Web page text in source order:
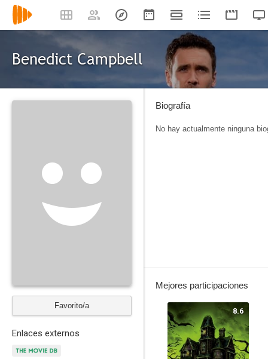
Benedict Campbell
Favorito/a
Enlaces externos
Biografía
No hay actualmente ninguna
Mejores participaciones
8.6